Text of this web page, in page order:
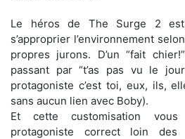
Le héros de The Surge 2
s’approprier l’environnement
propres jurons. D’un “fait
passant par “t’as pas vu le
protagoniste c’est toi, eux, ils,
sans aucun lien avec Boby).
Et cette customisation vous
protagoniste correct loin des